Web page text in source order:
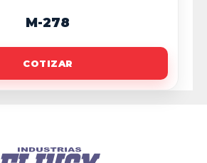
M-278
COTIZAR